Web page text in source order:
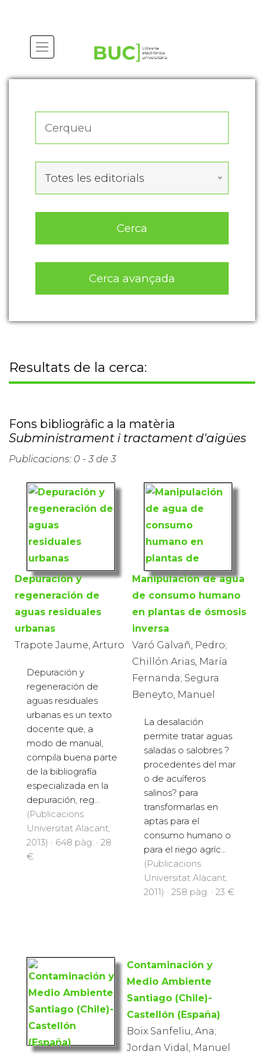
Totes les editorials
Cerca
Cerca avançada
Resultats de la cerca:
Fons bibliogràfic a la matèria
Subministrament i tractament d'aigües
Publicacions: 0 - 3 de 3
Depuración y
regeneración de
aguas residuales
urbanas
Trapote Jaume, Arturo
Depuración y
regeneración de
aguas residuales
urbanas es un texto
docente que, a
modo de manual,
compila buena parte
de la bibliografía
especializada en la
depuración, reg...
(Publicacions
Universitat Alacant,
2013) · 648 pàg. · 28
€
Manipulación de agua
de consumo humano
en plantas de ósmosis
inversa
Varó Galvañ, Pedro;
Chillón Arias, María
Fernanda; Segura
Beneyto, Manuel
La desalación
permite tratar aguas
saladas o salobres ?
procedentes del mar
o de acuíferos
salinos? para
transformarlas en
aptas para el
consumo humano o
para el riego agríc...
(Publicacions
Universitat Alacant,
2011) · 258 pàg. · 23 €
Contaminación y
Medio Ambiente
Santiago (Chile)-
Castellón (España)
Boix Sanfeliu, Ana;
Jordan Vidal, Manuel